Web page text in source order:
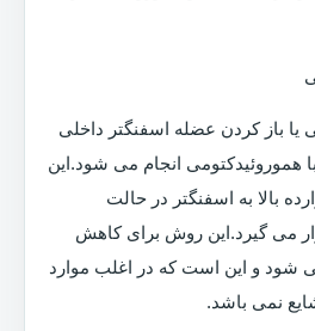
یا باز کردن عضله اسفنگتر داخلی
هموروئیدکتومی انجام می شود.این
بالا به اسفنگتر در حالت
می گیرد.این روش برای کاهش
شود و این است که در اغلب موارد
نمی باشد.